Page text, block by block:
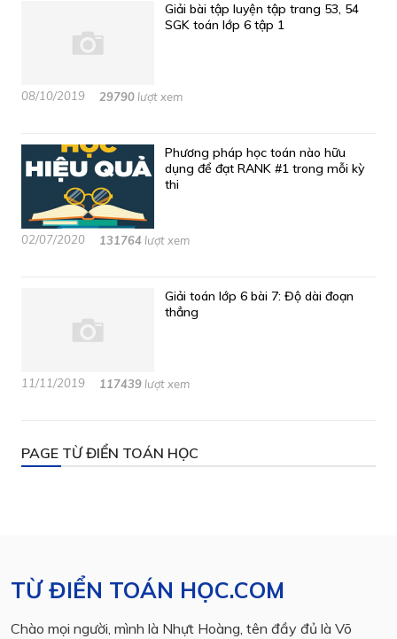
Giải bài tập luyện tập trang 53, 54
SGK toán lớp 6 tập 1
08/10/2019 29790 lượt xem
Phương pháp học toán nào hữu
dụng để đạt RANK #1 trong mỗi kỳ
thi
02/07/2020 131764 lượt xem
Giải toán lớp 6 bài 7: Độ dài đoạn
thẳng
11/11/2019 117439 lượt xem
PAGE TỪ ĐIỂN TOÁN HỌC
TỪ ĐIỂN TOÁN HỌC.COM
Chào mọi người, mình là Nhựt Hoàng, tên đầy đủ là Võ